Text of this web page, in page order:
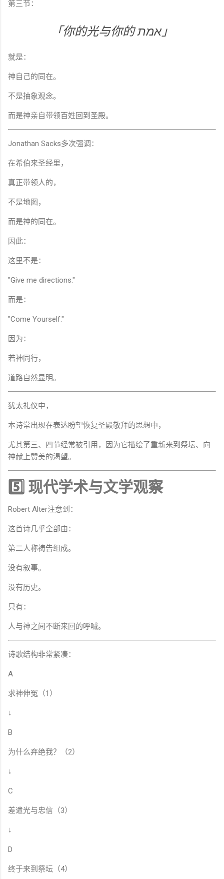
第三节：
「你的光与你的 אמת」
就是：
神自己的同在。
不是抽象观念。
而是神亲自带领百姓回到圣殿。
Jonathan Sacks多次强调：
在希伯来圣经里，
真正带领人的，
不是地图，
而是神的同在。
因此：
这里不是：
"Give me directions."
而是：
"Come Yourself."
因为：
若神同行，
道路自然显明。
犹太礼仪中，
本诗常出现在表达盼望恢复圣殿敬拜的思想中，
尤其第三、四节经常被引用，因为它描绘了重新来到祭坛、向
神献上赞美的渴望。
5️⃣ 现代学术与文学观察
Robert Alter注意到：
这首诗几乎全部由：
第二人称祷告组成。
没有叙事。
没有历史。
只有：
人与神之间不断来回的呼喊。
诗歌结构非常紧凑：
A
求神伸冤（1）
↓
B
为什么弃绝我？（2）
↓
C
差遣光与忠信（3）
↓
D
终于来到祭坛（4）